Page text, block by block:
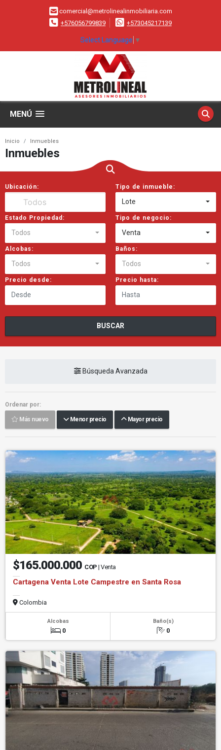
comercial@metrolinealinmobiliaria.com
+576056799839
+573045217139
Select Language ▼
MENÚ
Inicio Inmuebles
Inmuebles
Ubicación: Tipo de inmueble:
Lote
Estado Propiedad:
Todos
Tipo de negocio:
Venta
Alcobas:
Todos
Baños:
Todos
Precio desde: Precio hasta:
BUSCAR
Búsqueda Avanzada
Ordenar por:
Más nuevo Menor precio Mayor precio
$165.000.000 COP | Venta
Cartagena Venta Lote Campestre en Santa Rosa
Colombia
Alcobas
0
Baño(s)
0